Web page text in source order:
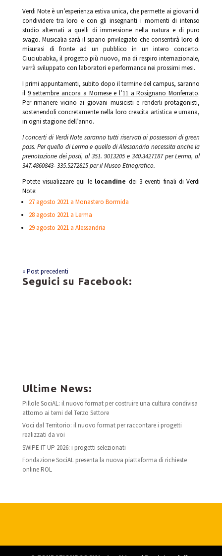
Verdi Note è un’esperienza estiva unica, che permette ai giovani di
condividere tra loro e con gli insegnanti i momenti di intenso
studio alternati a quelli di immersione nella natura e di puro
svago. Musicalia sarà il sipario privilegiato che consentirà loro di
misurasi di fronte ad un pubblico in un intero concerto.
Ciuciubabka, il progetto più nuovo, ma di respiro internazionale,
verrà sviluppato con laboratori e performance nei prossimi mesi.
I primi appuntamenti, subito dopo il termine del campus, saranno
il 9 settembre ancora a Mornese e l’11 a Rosignano Monferrato.
Per rimanere vicino ai giovani musicisti e renderli protagonisti,
sostenendoli concretamente nella loro crescita artistica e umana,
in ogni stagione dell’anno.
I concerti di Verdi Note saranno tutti riservati ai possessori di green
pass. Per quello di Lerma e quello di Alessandria necessita anche la
prenotazione dei posti, al 351. 9013205 e 340.3427187 per Lerma, al
347.4860843- 335.5272815 per il Museo Etnografico.
Potete visualizzare qui lelocandine dei 3 eventi finali di Verdi
Note:
27 agosto 2021 a Monastero Bormida
28 agosto 2021 a Lerma
29 agosto 2021 a Alessandria
« Post precedenti
Seguici su Facebook:
Ultime News:
Pillole SociAL: il nuovo format per costruire una cultura condivisa
attorno ai temi del Terzo Settore
Voci dal Territorio: il nuovo format per raccontare i progetti
realizzati da voi
SWIPE IT UP 2026: i progetti selezionati
Fondazione SociAL presenta la nuova piattaforma di richieste
online ROL